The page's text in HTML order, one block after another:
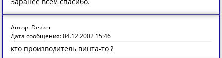
Автор: Dekker
Дата сообщения: 04.12.2002 15:46
кто производитель винта-то ?